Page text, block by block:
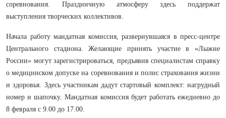
соревнования. Праздничную атмосферу здесь поддержат
выступления творческих коллективов.
Начала работу мандатная комиссия, развернувшаяся в пресс-центре
Центрального стадиона. Желающие принять участие в «Лыжне
России» могут зарегистрироваться, предъявив специалистам справку
о медицинском допуске на соревнования и полис страхования жизни
и здоровья. Здесь участникам дадут стартовый комплект: нагрудный
номер и шапочку. Мандатная комиссия будет работать ежедневно до
8 февраля с 9.00 до 17.00.